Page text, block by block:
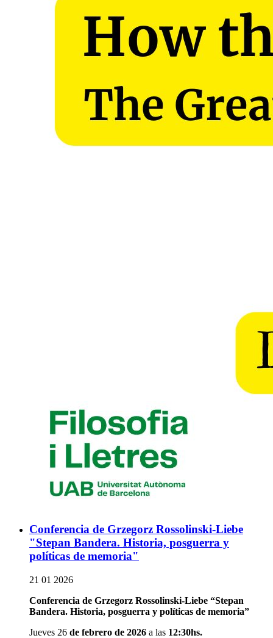
Conferencia de Grzegorz Rossolinski-Liebe
"Stepan Bandera. Historia, posguerra y
políticas de memoria"
21 01 2026
Conferencia de Grzegorz Rossolinski-Liebe “Stepan
Bandera. Historia, posguerra y políticas de memoria”
Jueves 26 de febrero de 2026 a las 12:30hs.